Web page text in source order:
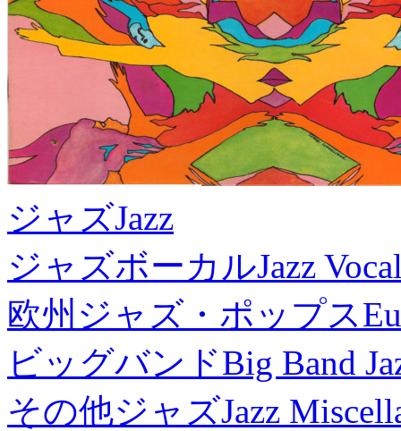
ジャズJazz
ジャズボーカルJazz
欧州ジャズ・ポップス
ビッグバンドBig Band
その他ジャズJazz